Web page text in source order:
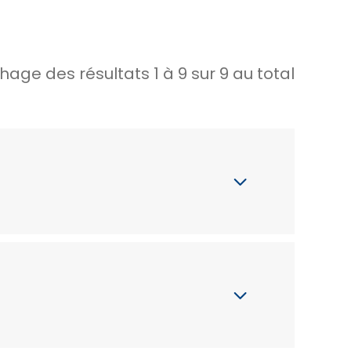
des résultats 1 à 9 sur 9 au total